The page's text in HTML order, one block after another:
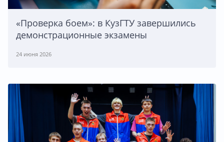
«Проверка боем»: в КузГТУ завершились
демонстрационные экзамены
24 июня 2026